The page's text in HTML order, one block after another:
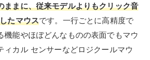
ままに、従来モデルよりもクリック音
たマウスです。一行ごとに高精度で
機能やほぼどんなものの表面でもマウ
ィカル センサーなどロジクールマウ